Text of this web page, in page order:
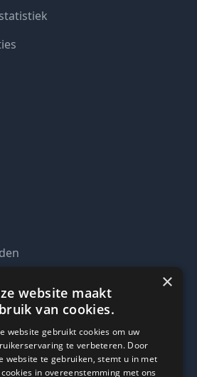
(DAS)
Aanbestedingsdocument (UEA)
×
website maakt
van cookies.
website gebruikt cookies om uw
te verbeteren. Door
website te gebruiken, stemt u in met
in overeenstemming met ons